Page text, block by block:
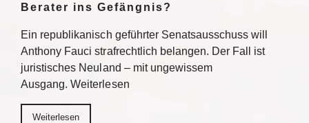
Berater ins Gefängnis?
Ein republikanisch geführter Senatsausschuss will
Anthony Fauci strafrechtlich belangen. Der Fall ist
juristisches Neuland – mit ungewissem
Ausgang. Weiterlesen
Weiterlesen